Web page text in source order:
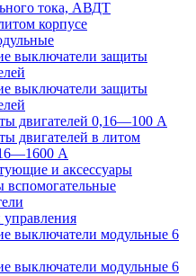
тока, АВДТ
корпусе
выключатели защиты
выключатели защиты
двигателей 0,16—100 А
двигателей в литом
А
и аксессуары
вспомогательные
управления
выключатели модульные 6
выключатели модульные 6